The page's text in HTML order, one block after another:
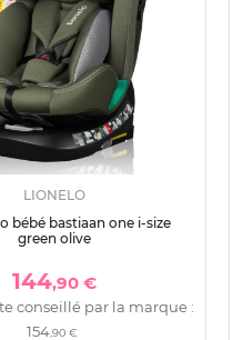
LIONELO
bébé bastiaan one i-size
green olive
144,90 €
conseillé par la marque :
154,90 €